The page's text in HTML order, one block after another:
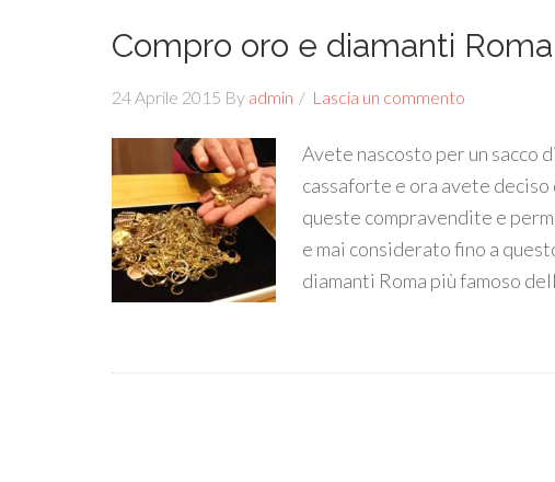
Compro oro e diamanti Roma
24 Aprile 2015 By admin Lascia un commento
Avete nascosto per un sacco
cassaforte e ora avete
queste compravendite e
e mai considerato fino a
diamanti Roma più famoso